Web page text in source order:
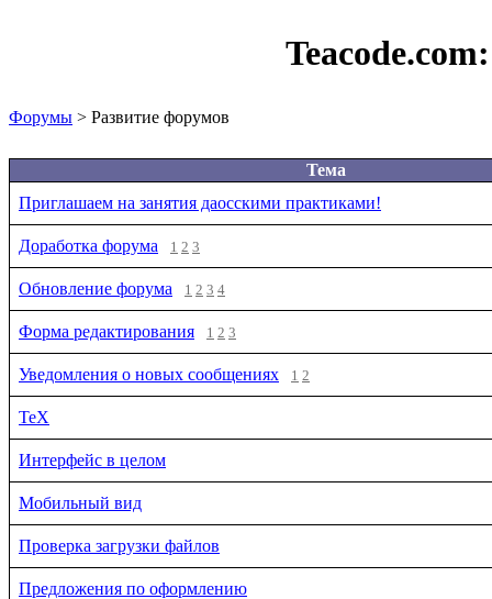
Форумы > Развитие форумов
Тема
Приглашаем на занятия даосскими практиками!
Доработка форума 1 2 3
Обновление форума 1 2 3 4
Форма редактирования 1 2 3
Уведомления о новых сообщениях 1 2
TeX
Интерфейс в целом
Мобильный вид
Проверка загрузки файлов
Предложения по оформлению